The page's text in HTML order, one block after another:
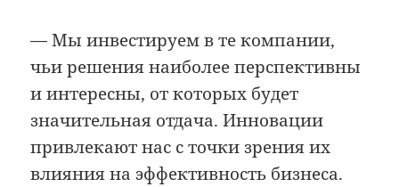
— Мы инвестируем в те компании,
чьи решения наиболее перспективны
и интересны, от которых будет
значительная отдача. Инновации
привлекают нас с точки зрения их
влияния на эффективность бизнеса.